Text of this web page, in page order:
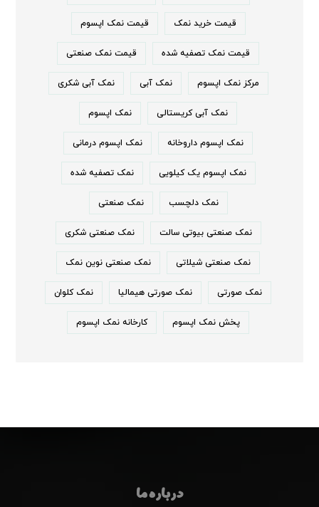
قیمت خرید نمک قیمت نمک اپسوم
قیمت نمک تصفیه شده قیمت نمک صنعتی
مرکز نمک اپسوم نمک آبی نمک آبی شکری
نمک آبی کریستالی نمک اپسوم
نمک اپسوم داروخانه نمک اپسوم درمانی
نمک اپسوم یک کیلویی نمک تصفیه شده
نمک دلچسب نمک صنعتی
نمک صنعتی بیوتی سالت نمک صنعتی شکری
نمک صنعتی شیلاتی نمک صنعتی نوین نمک
نمک صورتی نمک صورتی هیمالیا نمک کلوان
پخش نمک اپسوم کارخانه نمک اپسوم
درباره ما